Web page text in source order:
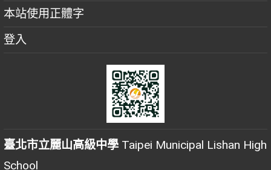
本站使用正體字
登入
臺北市立麗山高級中學 Taipei Municipal Lishan High
School